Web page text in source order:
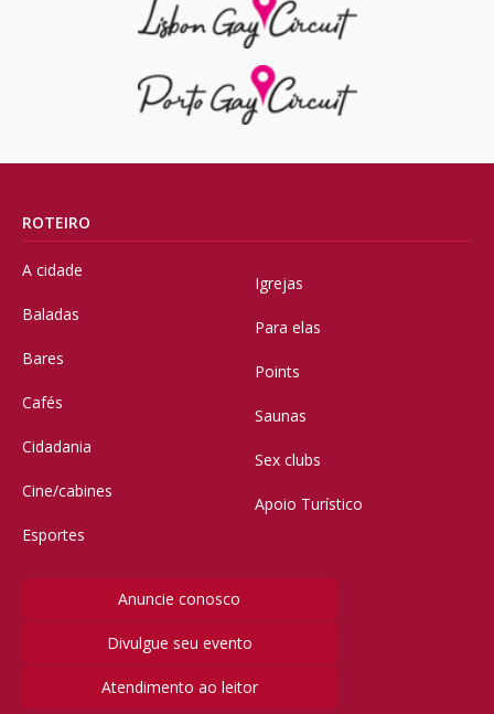
ROTEIRO
A cidade
Baladas
Bares
Cafés
Cidadania
Cine/cabines
Esportes
Igrejas
Para elas
Points
Saunas
Sex clubs
Apoio Turístico
Anuncie conosco
Divulgue seu evento
Atendimento ao leitor